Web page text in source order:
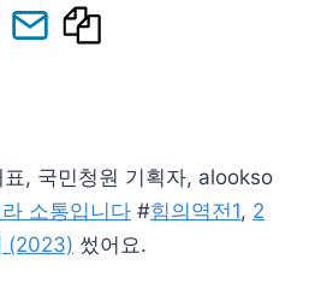
, 국민청원 기획자, alookso
소통입니다 #힘의역전1, 2
(2023) 썼어요.